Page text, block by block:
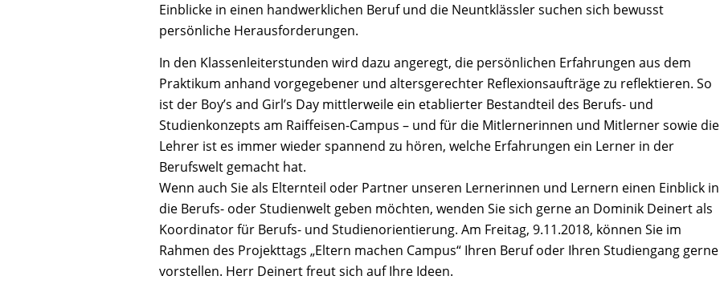
Einblicke in einen handwerklichen Beruf und die Neuntklässler suchen sich bewusst
persönliche Herausforderungen.
In den Klassenleiterstunden wird dazu angeregt, die persönlichen Erfahrungen aus dem
Praktikum anhand vorgegebener und altersgerechter Reflexionsaufträge zu reflektieren. So
ist der Boy’s and Girl’s Day mittlerweile ein etablierter Bestandteil des Berufs- und
Studienkonzepts am Raiffeisen-Campus – und für die Mitlernerinnen und Mitlerner sowie die
Lehrer ist es immer wieder spannend zu hören, welche Erfahrungen ein Lerner in der
Berufswelt gemacht hat.
Wenn auch Sie als Elternteil oder Partner unseren Lernerinnen und Lernern einen Einblick in
die Berufs- oder Studienwelt geben möchten, wenden Sie sich gerne an Dominik Deinert als
Koordinator für Berufs- und Studienorientierung. Am Freitag, 9.11.2018, können Sie im
Rahmen des Projekttags „Eltern machen Campus“ Ihren Beruf oder Ihren Studiengang gerne
vorstellen. Herr Deinert freut sich auf Ihre Ideen.